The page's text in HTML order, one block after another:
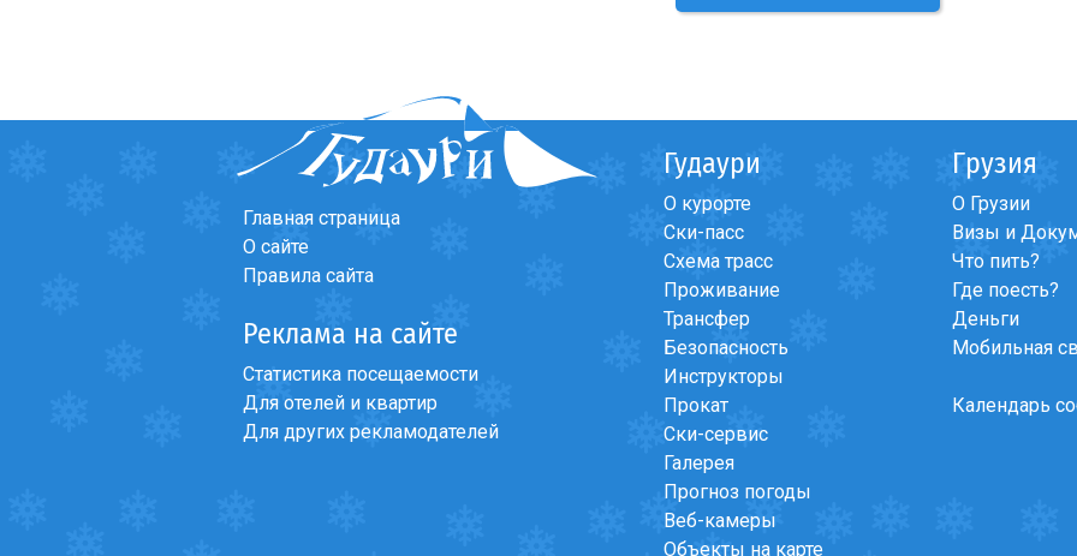
Главная страница
О сайте
Правила сайта
Реклама на сайте
Статистика посещаемости
Для отелей и квартир
Для других рекламодателей
Гудаури
О курорте
Ски-пасс
Схема трасс
Проживание
Трансфер
Безопасность
Инструкторы
Прокат
Ски-сервис
Галерея
Прогноз погоды
Веб-камеры
Объекты на карте
Грузия
О Грузии
Визы и
Что пить?
Где поесть?
Деньги
Мобильная
Календарь